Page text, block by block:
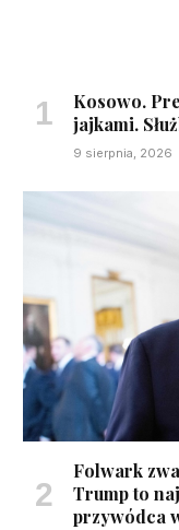
Kosowo.
jajkami.
9 sierpnia, 2026
Folwark
Trump to
przywódca